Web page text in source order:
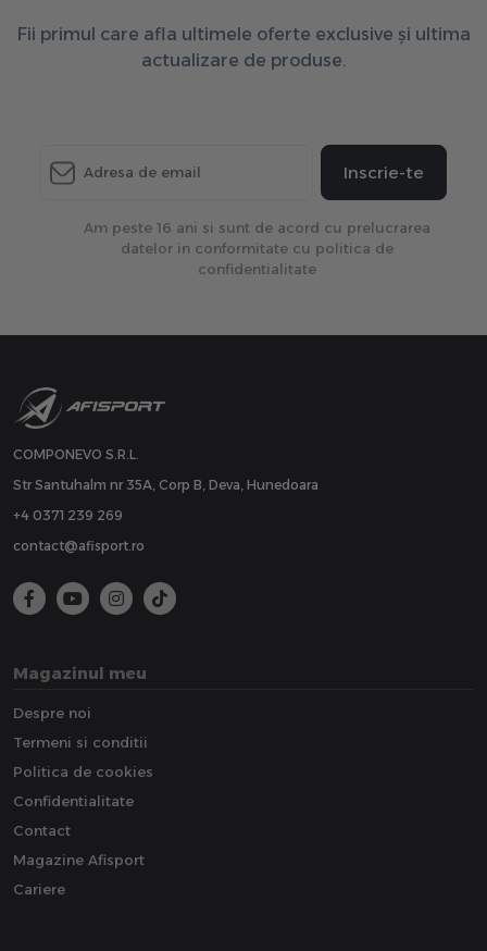
Fii primul care afla ultimele oferte exclusive și ultima
actualizare de produse.
Inscrie-te
Am peste 16 ani si sunt de acord cu prelucrarea
datelor in conformitate cu politica de
confidentialitate
COMPONEVO S.R.L.
Str Santuhalm nr 35A, Corp B, Deva, Hunedoara
+4 0371 239 269
contact@afisport.ro
Magazinul meu
Despre noi
Termeni si conditii
Politica de cookies
Confidentialitate
Contact
Magazine Afisport
Cariere